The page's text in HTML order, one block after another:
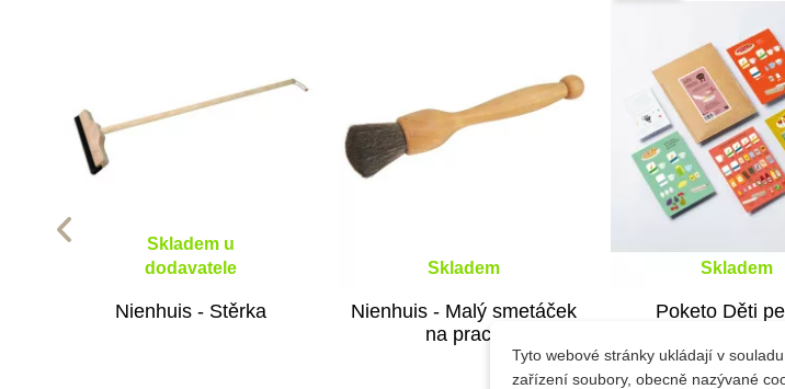
Skladem u
dodavatele
Nienhuis - Stěrka
Skladem
Nienhuis - Malý smetáček
na prach
Skladem
Poketo Děti
Tyto webové stránky ukládají v
zařízení soubory, obecně nazývané